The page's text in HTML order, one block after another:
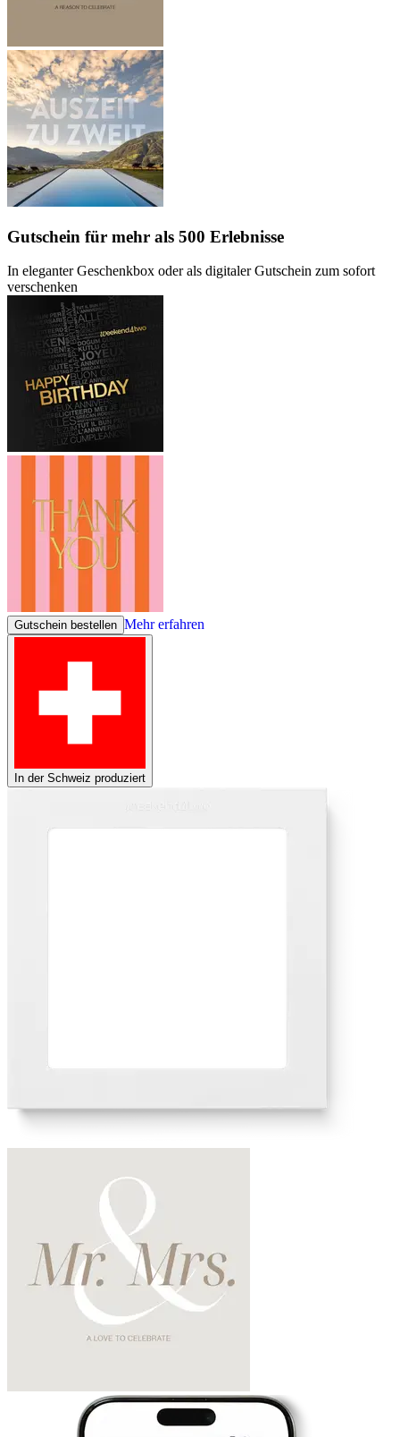
Gutschein für mehr als 500 Erlebnisse
In eleganter Geschenkbox oder als digitaler Gutschein zum sofort
verschenken
Gutschein bestellen Mehr erfahren
In der Schweiz produziert